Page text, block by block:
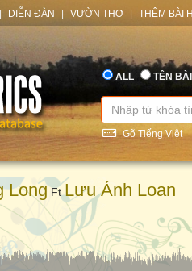
DIỄN ĐÀN VƯỜN THƠ THÊM BÀI
ALL TÊN BÀI
Gõ Tiếng Việt
Long FtLưu Ánh Loan